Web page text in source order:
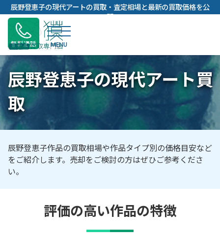
内
容
キ
プ
辰野登恵子の現代アートの買取・査定相場と最新の買取価格を公
開
無料通話
辰野登恵子の現代アート買
取
辰野登恵子作品の買取相場や作品タイプ別の価格目安など
をご紹介します。売却をご検討の方はぜひご参考くださ
い。
評価の高い作品の特徴